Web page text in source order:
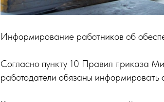
Информирование работников об
Согласно пункту 10 Правил приказа
работодатели обязаны информировать